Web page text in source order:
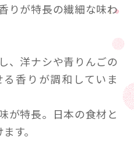
りが特長の繊細な味わ
、洋ナシや青りんごの
香りが調和していま
が特長。日本の食材と
す。